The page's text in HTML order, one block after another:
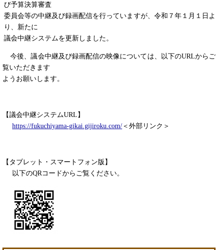
び予算決算審査
委員会等の中継及び録画配信を行っていますが、令和７年１月１日よ
り、新たに
議会中継システムを更新しました。
今後、議会中継及び録画配信の映像については、以下のURLからご
覧いただきます
ようお願いします。
【議会中継システムURL】
https://fukuchiyama-gikai.gijiroku.com/ ＜外部リンク＞
【タブレット・スマートフォン版】
以下のQRコードからご覧ください。